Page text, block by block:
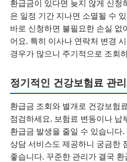
환급금이 있다면 늦지 않게 신청
은 일정 기간 지나면 소멸될 수
바로 신청하면 불필요한 손실 없
어요. 특히 이사나 연락처 변경
경우가 많으니 주기적으로 조회
정기적인 건강보험료 관리
환급금 조회와 별개로 건강보험
점검하세요. 보험료 변동이나 납
환급금 발생을 줄일 수 있습니다
상담 서비스도 제공하니 궁금한
좋습니다. 꾸준한 관리가 결국